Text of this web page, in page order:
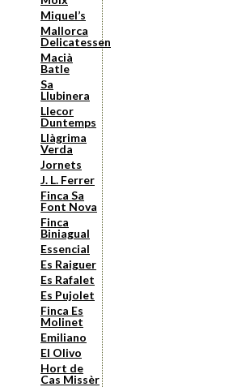
Miquel’s
Mallorca
Delicatessen
Macià
Batle
Sa
Llubinera
Llecor
Duntemps
Llàgrima
Verda
Jornets
J. L. Ferrer
Finca Sa
Font Nova
Finca
Biniagual
Essencial
Es Raiguer
Es Rafalet
Es Pujolet
Finca Es
Molinet
Emiliano
El Olivo
Hort de
Cas Missèr